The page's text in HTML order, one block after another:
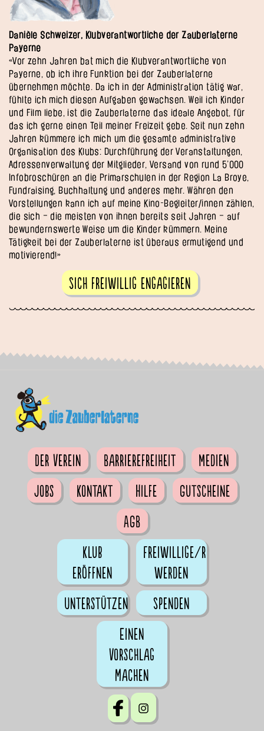
Danièle Schweizer, Klubverantwortliche der Zauberlaterne
Payerne
«Vor zehn Jahren bat mich die Klubverantwortliche von
Payerne, ob ich ihre Funktion bei der Zauberlaterne
übernehmen möchte. Da ich in der Administration tätig war,
fühlte ich mich diesen Aufgaben gewachsen. Weil ich Kinder
und Film liebe, ist die Zauberlaterne das ideale Angebot, für
das ich gerne einen Teil meiner Freizeit gebe. Seit nun zehn
Jahren kümmere ich mich um die gesamte administrative
Organisation des Klubs: Durchführung der Veranstaltungen,
Adressenverwaltung der Mitglieder, Versand von rund 5’000
Infobroschüren an die Primarschulen in der Region La Broye,
Fundraising, Buchhaltung und anderes mehr. Währen den
Vorstellungen kann ich auf meine Kino-Begleiter/innen zählen,
die sich – die meisten von ihnen bereits seit Jahren – auf
bewundernswerte Weise um die Kinder kümmern. Meine
Tätigkeit bei der Zauberlaterne ist überaus ermutigend und
motivierend!»
Sich freiwillig engagieren
Der Verein Barrierefreiheit
Medien
Jobs
Kontakt Hilfe
Gutscheine
AGB
Klub
eröffnen
Freiwillige/r
werden
Unterstützen
Spenden
Einen
Vorschlag
machen